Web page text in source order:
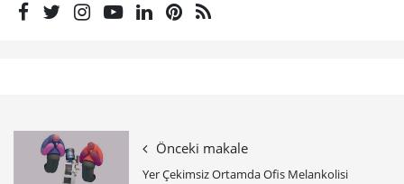
Önceki makale
Yer Çekimsiz Ortamda Ofis Melankolisi